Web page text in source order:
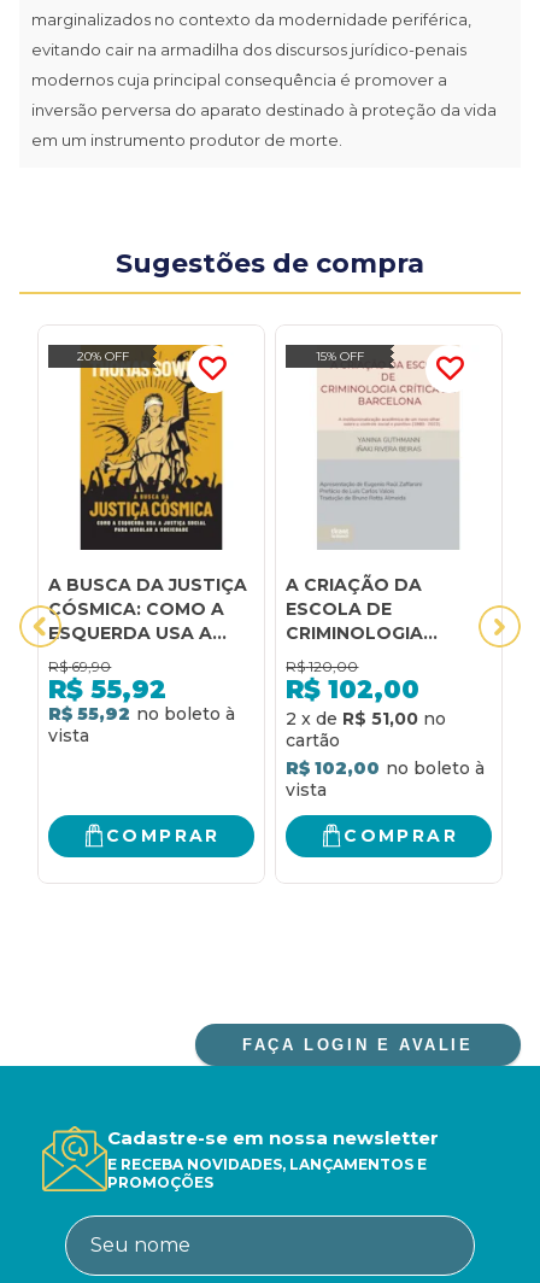
marginalizados no contexto da modernidade periférica,
evitando cair na armadilha dos discursos jurídico-penais
modernos cuja principal consequência é promover a
inversão perversa do aparato destinado à proteção da vida
em um instrumento produtor de morte.
Sugestões de compra
20% OFF
A BUSCA DA JUSTIÇA
CÓSMICA: COMO A
ESQUERDA USA A
JUSTIÇA SOCIAL
PARA ASSOLAR A
SOCIEDADE
R$ 69,90
R$ 55,92
R$ 55,92
COMPRAR
15% OFF
A CRIAÇÃO DA
ESCOLA DE
CRIMINOLOGIA
CRÍTICA DE
BARCELONA
R$ 120,00
R$ 102,00
2 x de R$ 51,00
R$ 102,00
COMPRAR
FAÇA LOGIN E AVALIE
Cadastre-se em nossa newsletter
E RECEBA NOVIDADES, LANÇAMENTOS E
PROMOÇÕES